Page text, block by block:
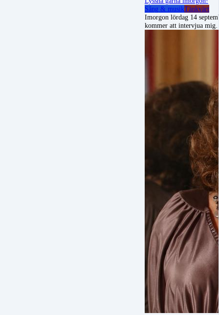
Sång & musikTänkvärt
Imorgon lördag 14
kommer att intervjua